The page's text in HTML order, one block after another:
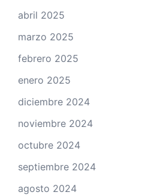
abril 2025
marzo 2025
febrero 2025
enero 2025
diciembre 2024
noviembre 2024
octubre 2024
septiembre 2024
agosto 2024